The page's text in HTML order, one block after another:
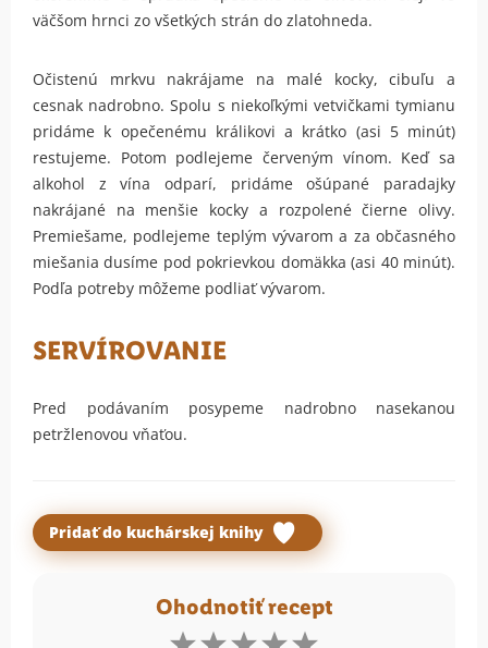
väčšom hrnci zo všetkých strán do zlatohneda.
Očistenú mrkvu nakrájame na malé kocky, cibuľu a
cesnak nadrobno. Spolu s niekoľkými vetvičkami tymianu
pridáme k opečenému králikovi a krátko (asi 5 minút)
restujeme. Potom podlejeme červeným vínom. Keď sa
alkohol z vína odparí, pridáme ošúpané paradajky
nakrájané na menšie kocky a rozpolené čierne olivy.
Premiešame, podlejeme teplým vývarom a za občasného
miešania dusíme pod pokrievkou domäkka (asi 40 minút).
Podľa potreby môžeme podliať vývarom.
SERVÍROVANIE
Pred podávaním posypeme nadrobno nasekanou
petržlenovou vňaťou.
Pridať do kuchárskej knihy
Ohodnotiť recept